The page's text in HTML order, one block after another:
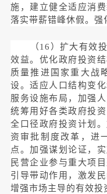
施，建立健全适应消
落实带薪错峰休假。强
（16）扩大有效
效益。优化政府投资
质量推进国家重大战
设。适应人口结构变
服务设施布局，加强
统筹用好各类政府投
全口径政府投资计划
资审批制度改革，进
点。加强谋划论证，
民营企业参与重大项
引导带动作用，激发
增强市场主导的有效投